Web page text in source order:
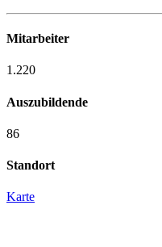
Mitarbeiter
1.220
Auszubildende
86
Standort
Karte